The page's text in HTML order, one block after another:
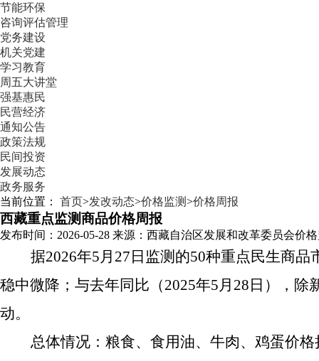
节能环保
咨询评估管理
党务建设
机关党建
学习教育
周五大讲堂
强基惠民
民营经济
通知公告
政策法规
民间投资
发展动态
政务服务
当前位置：
首页>发改动态>价格监测>价格周报
西藏重点监测商品价格周报
发布时间： 2026-05-28 来源： 西藏自治区发展和改革委员会价
据2026年5月27日 监测的50种重点民生商品
稳中微降 ；与去年同比（2025年5月28日 ） ， 除
动。
总体情况： 粮食、食用油、牛肉、鸡蛋价